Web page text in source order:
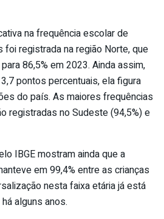
na frequência escolar de
foi registrada na região Norte, que
86,5% em 2023. Ainda assim,
pontos percentuais, ela figura
do país. As maiores frequências
registradas no Sudeste (94,5%) e
IBGE mostram ainda que a
em 99,4% entre as crianças
nesta faixa etária já está
alguns anos.